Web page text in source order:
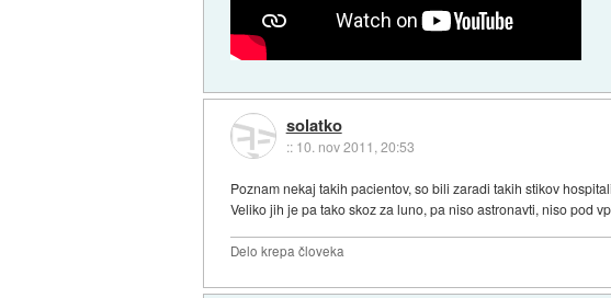
solatko
:: 10. nov 2011, 20:53
Poznam nekaj takih pacientov, so bili zaradi takih stikov
Veliko jih je pa tako skoz za luno, pa niso astronavti, niso pod
Delo krepa človeka